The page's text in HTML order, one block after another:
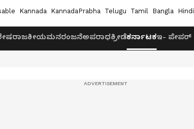
Kannada KannadaPrabha Telugu Tamil Bangla Hindi
ರಾಜಕೀಯಮನರಂಜನೆಅಪರಾಧಕ್ರೀಡೆಕರ್ನಾಟಕಇ- ಪೇಪರ್